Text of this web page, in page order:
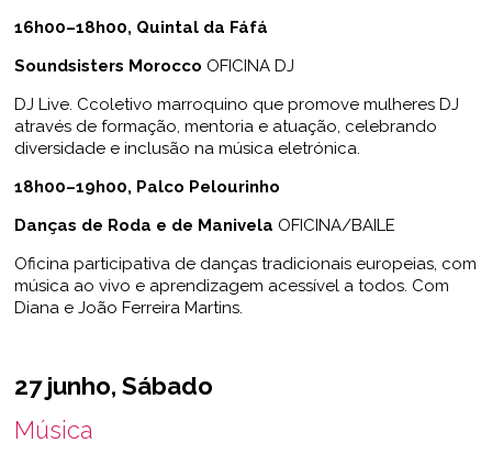
16h00–18h00, Quintal da Fáfá
Soundsisters Morocco OFICINA DJ
DJ Live. Ccoletivo marroquino que promove mulheres DJ
através de formação, mentoria e atuação, celebrando
diversidade e inclusão na música eletrónica.
18h00–19h00, Palco Pelourinho
Danças de Roda e de Manivela OFICINA/BAILE
Oficina participativa de danças tradicionais europeias, com
música ao vivo e aprendizagem acessível a todos. Com
Diana e João Ferreira Martins.
27 junho, Sábado
Música